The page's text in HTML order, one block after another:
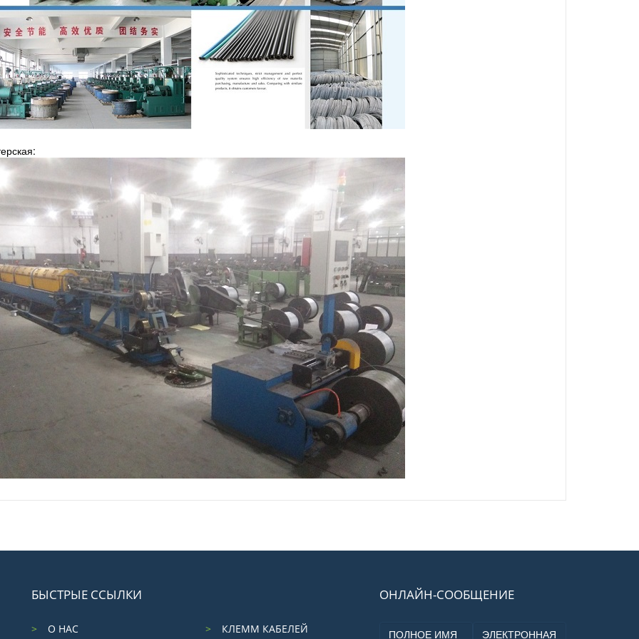
БЫСТРЫЕ ССЫЛКИ
О НАС КЛЕММ КАБЕЛЕЙ
ОНЛАЙН-СООБЩЕНИЕ